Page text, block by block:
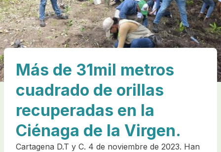
Más de 31mil metros
cuadrado de orillas
recuperadas en la
Ciénaga de la Virgen.
Cartagena D.T y C. 4 de noviembre de 2023. Han